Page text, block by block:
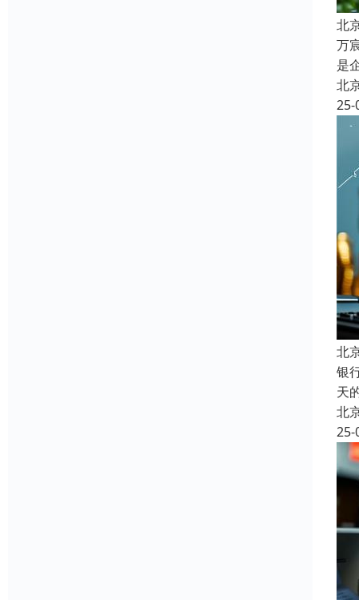
北
万
是
北
25-
北
银
天
北
25-